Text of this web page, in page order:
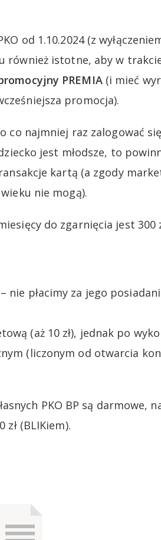
od 1.10.2024 (z
również istotne, aby w
PREMIA(i mieć
promocja).
co najmniej raz zalogować
jest młodsze, to
kartą (a zgody
nie mogą).
do zgarnięcia jest 300
nie płacimy za jego
(aż 10 zł), jednak po
(liczonym od otwarcia
PKO BP są darmowe,
zł (BLIKiem).